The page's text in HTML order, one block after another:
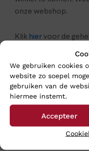
We gebruiken cookies
website zo soepel
gebruiken van de
hiermee instemt.
Accepteer
onze webshop.
Klik hiervoor de